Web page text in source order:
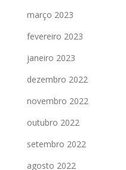
março 2023
fevereiro 2023
janeiro 2023
dezembro 2022
novembro 2022
outubro 2022
setembro 2022
agosto 2022